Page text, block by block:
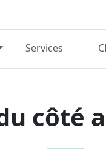
Services
côté